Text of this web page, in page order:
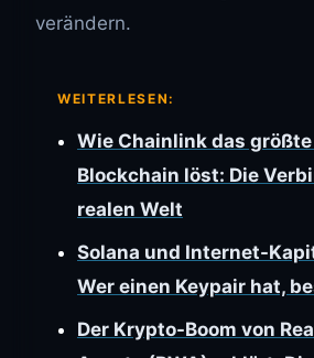
verändern.
WEITERLESEN:
Wie Chainlink das
Blockchain löst: Die
realen Welt
Solana und Internet-
Wer einen Keypair hat,
Der Krypto-Boom von